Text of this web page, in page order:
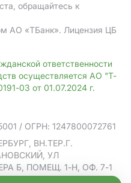
обращайтесь к
АO «ТБанк». Лицензия ЦБ
ответственности
осуществляется АО "Т-
03 от 01.07.2024 г.
/ ОГРН: 1247800072761
ВН.ТЕР.Г.
УЛ
Б, ПОМЕЩ. 1-Н, ОФ. 7-1